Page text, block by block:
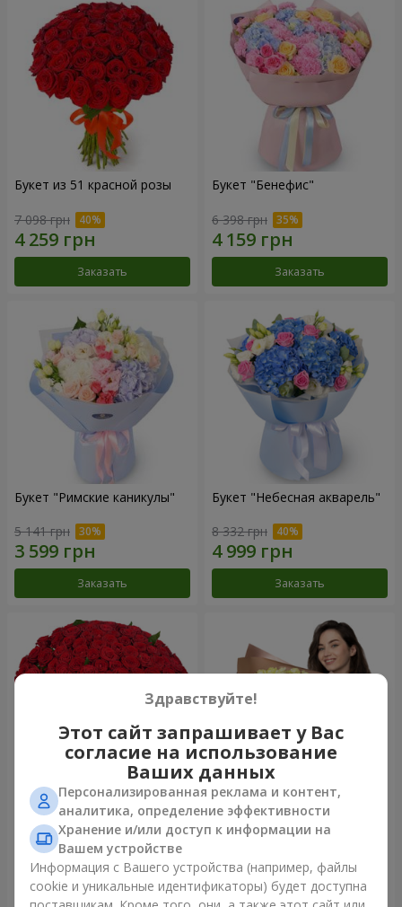
Букет из 51 красной розы
7 098 грн
Заказать
Букет "Бенефис"
6 398 грн
Заказать
Букет "Римские каникулы"
5 141 грн
Заказать
Букет "Небесная акварель"
8 332 грн
Заказать
101 красная роза
14 180 грн
Заказать
Букет "Сердце – сердцу"
Заказать
Здравствуйте!
Этот сайт запрашивает у Вас
согласие на использование
Ваших данных
Персонализированная реклама и контент,
аналитика, определение эффективности
Хранение и/или доступ к информации на
Вашем устройстве
Информация с Вашего устройства (например, файлы
cookie и уникальные идентификаторы) будет доступна